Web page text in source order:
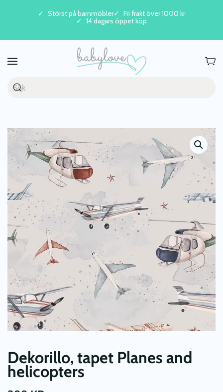
Skip to main content
Störst på barnmöbler
Fri frakt över 1000 kr
14 dagars öppet köp
Dekorillo, tapet Planes and
helicopters